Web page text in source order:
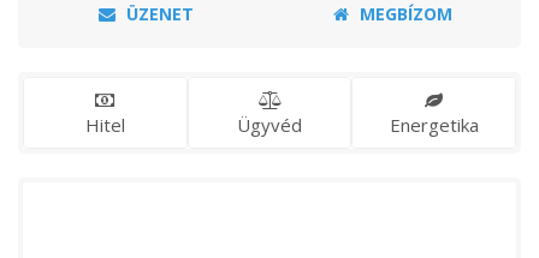
ÜZENET MEGBÍZOM
Hitel Ügyvéd Energetika